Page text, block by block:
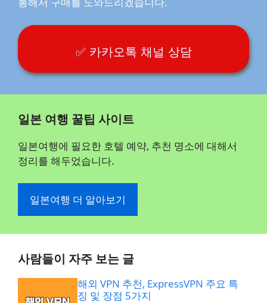
✅ 카카오톡 채널 상담
일본 여행 꿀팁 사이트
일본여행에 필요한 호텔 예약, 추천 명소에 대해서
정리를 해두었습니다.
일본여행 더 알아보기
사람들이 자주 보는 글
해외 VPN 추천, ExpressVPN 주요 특
징 및 장점 5가지